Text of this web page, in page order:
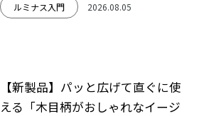
ルミナス入門 2026.08.05
【新製品】パッと広げて直ぐに使
える「木目柄がおしゃれなイージ